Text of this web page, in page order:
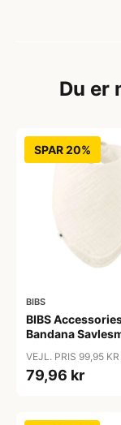
Du er
SPAR 20%
BIBS
BIBS
Bandana
VEJL. PRIS 99,95 KR
79,96 kr